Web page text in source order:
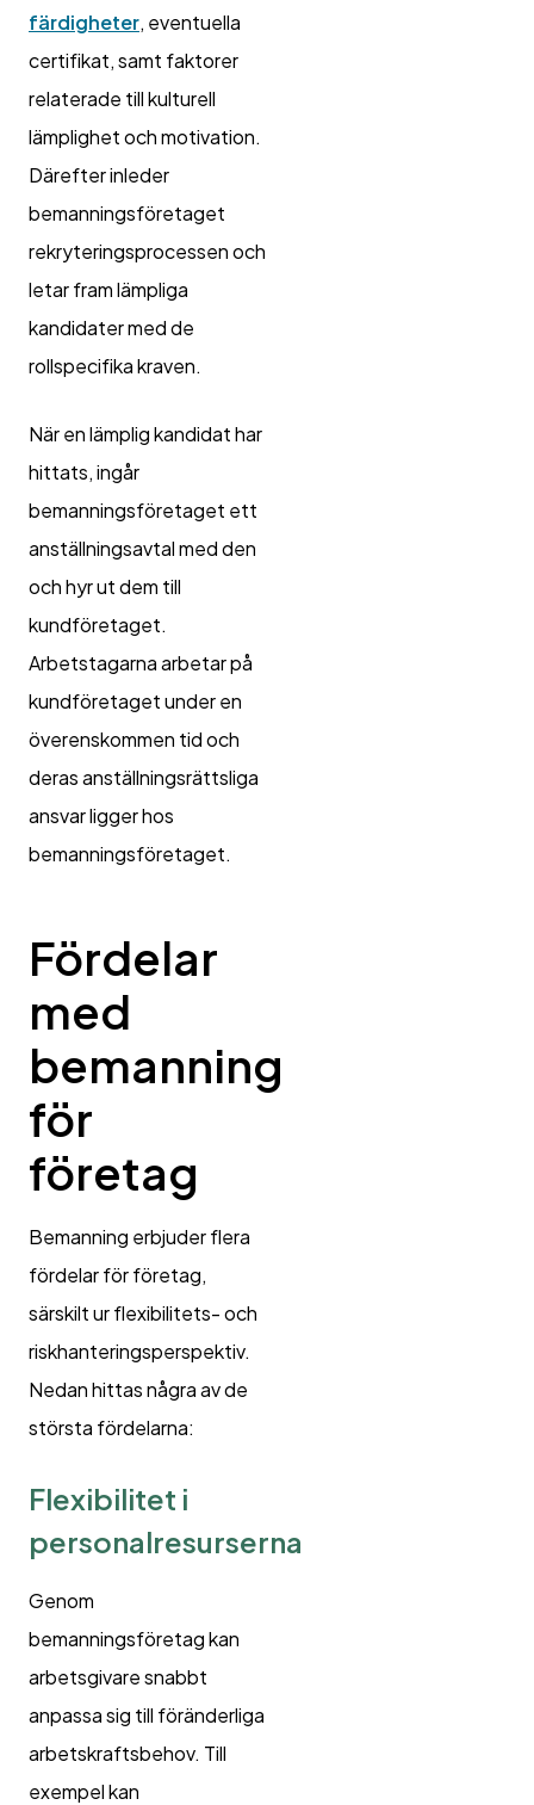
färdigheter, eventuella
certifikat, samt faktorer
relaterade till kulturell
lämplighet och motivation.
Därefter inleder
bemanningsföretaget
rekryteringsprocessen och
letar fram lämpliga
kandidater med de
rollspecifika kraven.
När en lämplig kandidat har
hittats, ingår
bemanningsföretaget ett
anställningsavtal med den
och hyr ut dem till
kundföretaget.
Arbetstagarna arbetar på
kundföretaget under en
överenskommen tid och
deras anställningsrättsliga
ansvar ligger hos
bemanningsföretaget.
Fördelar
med
bemanning
för
företag
Bemanning erbjuder flera
fördelar för företag,
särskilt ur flexibilitets- och
riskhanteringsperspektiv.
Nedan hittas några av de
största fördelarna:
Flexibilitet i
personalresurserna
Genom
bemanningsföretag kan
arbetsgivare snabbt
anpassa sig till föränderliga
arbetskraftsbehov. Till
exempel kan